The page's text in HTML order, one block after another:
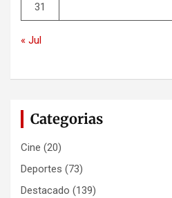
31
« Jul
Categorias
Cine (20)
Deportes (73)
Destacado (139)